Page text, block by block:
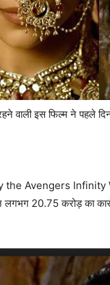
रहने वाली इस फिल्म ने
20.75 करोड़ का